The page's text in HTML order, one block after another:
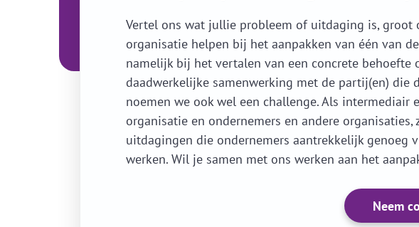
Vertel ons wat jullie probleem of uitdaging is, groot
organisatie helpen bij het aanpakken van één van
namelijk bij het vertalen van een concrete behoefte
daadwerkelijke samenwerking met de partij(en) die
noemen we ook wel een challenge. Als intermediair
organisatie en ondernemers en andere
uitdagingen die ondernemers aantrekkelijk genoeg
werken. Wil je samen met ons werken aan het
Neem